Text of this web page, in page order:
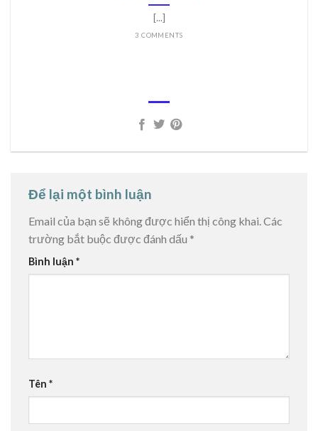
[...]
3 COMMENTS
Để lại một bình luận
Email của bạn sẽ không được hiển thị công khai.Các
trường bắt buộc được đánh dấu *
Bình luận *
Tên *